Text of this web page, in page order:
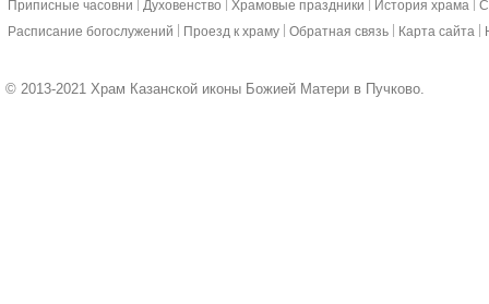
Приписные часовни Духовенство Храмовые праздники История храма
Расписание богослужений
Проезд к храму Обратная связь Карта сайта
© 2013-2021 Храм Казанской иконы Божией Матери в Пучково.